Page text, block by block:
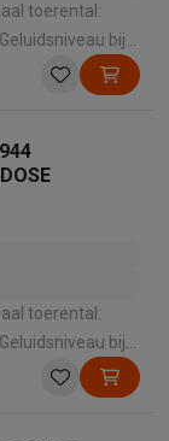
toerental:
toerental: